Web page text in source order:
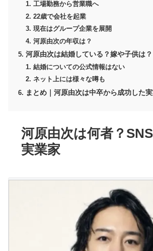
工場勤務から営業職へ
22歳で会社を起業
現在はグループ企業を展開
河原由次の年収は？
河原由次は結婚している？嫁や子供は？
結婚についての公式情報はない
ネット上には様々な噂も
まとめ｜河原由次は中卒から成功した
河原由次は何者？
実業家